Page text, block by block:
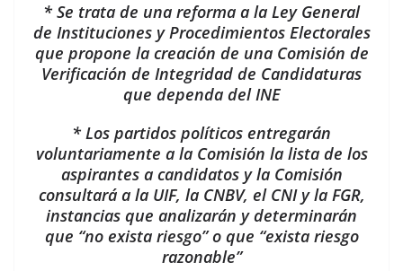
* Se trata de una reforma a la Ley General
de Instituciones y Procedimientos Electorales
que propone la creación de una Comisión de
Verificación de Integridad de Candidaturas
que dependa del INE
* Los partidos políticos entregarán
voluntariamente a la Comisión la lista de los
aspirantes a candidatos y la Comisión
consultará a la UIF, la CNBV, el CNI y la FGR,
instancias que analizarán y determinarán
que “no exista riesgo” o que “exista riesgo
razonable”